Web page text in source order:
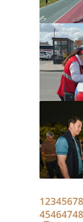
12345678
45464748